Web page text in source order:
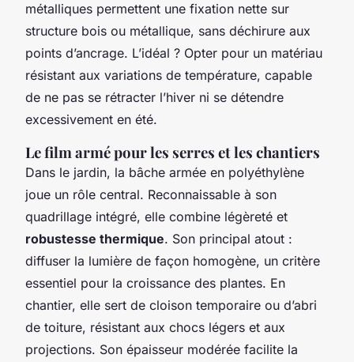
métalliques permettent une fixation nette sur
structure bois ou métallique, sans déchirure aux
points d’ancrage. L’idéal ? Opter pour un matériau
résistant aux variations de température, capable
de ne pas se rétracter l’hiver ni se détendre
excessivement en été.
Le film armé pour les serres et les chantiers
Dans le jardin, la bâche armée en polyéthylène
joue un rôle central. Reconnaissable à son
quadrillage intégré, elle combine légèreté et
robustesse thermique. Son principal atout :
diffuser la lumière de façon homogène, un critère
essentiel pour la croissance des plantes. En
chantier, elle sert de cloison temporaire ou d’abri
de toiture, résistant aux chocs légers et aux
projections. Son épaisseur modérée facilite la